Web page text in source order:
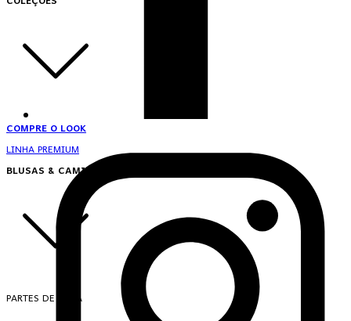
COMPRE O LOOK
LINHA PREMIUM
BLUSAS & CAMISAS
PARTES DE CIMA